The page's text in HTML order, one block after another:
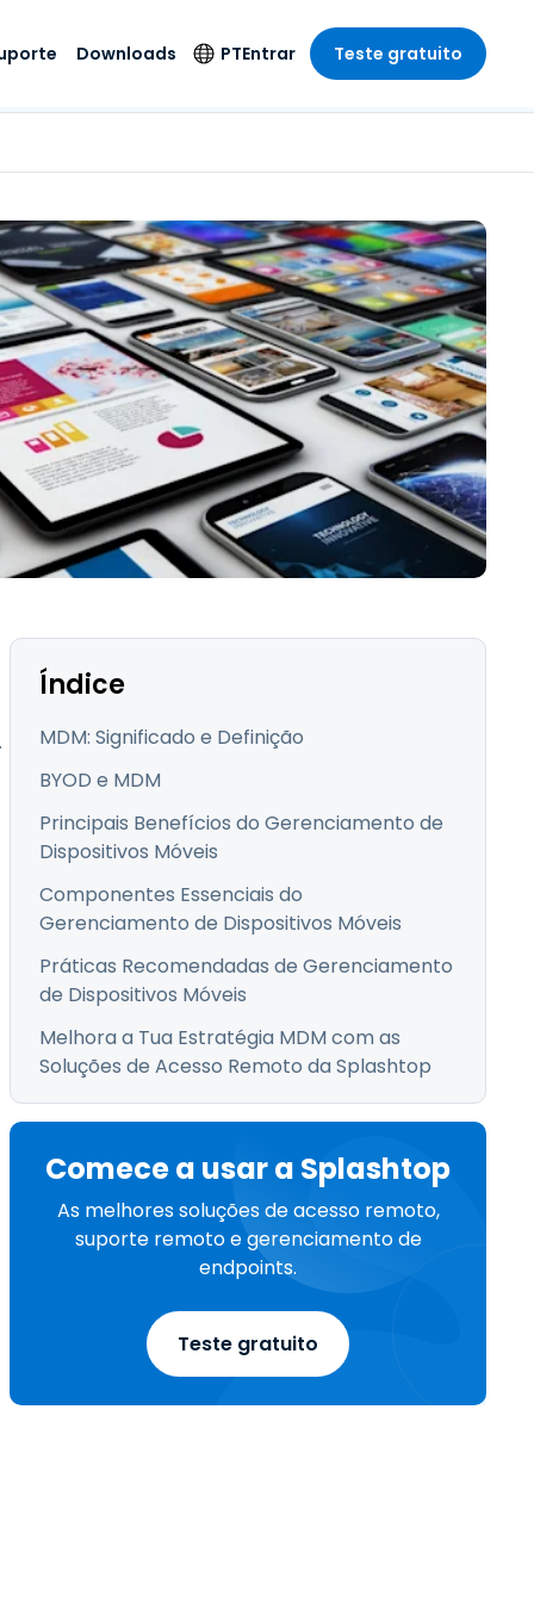
com
de
On-
Antivírus
Detecção e
Resposta de
Endpoint
Foxpass Acesso e
Controle Wi-Fi
Espaço de Trabalho
Seguro Zero Trust
Shield (Anti-fraude)
Todos os Produtos
Sector Público
e Design
e Finanças
as
os Setores
Sistema
Downloads PT
Deutsch
Español
Français
Italiano
Nederlands
Português
简体中文
繁體中文
日本語
ภาษาไทย
Entrar Teste gratuito
Índice
MDM: Significado e Definição
BYOD e MDM
Principais Benefícios do Gerenciamento de
Dispositivos Móveis
Componentes Essenciais do
Gerenciamento de Dispositivos Móveis
Práticas Recomendadas de Gerenciamento
de Dispositivos Móveis
Melhora a Tua Estratégia MDM com as
Soluções de Acesso Remoto da Splashtop
Comece a usar a Splashtop
As melhores soluções de acesso remoto,
suporte remoto e gerenciamento de
endpoints.
Teste gratuito